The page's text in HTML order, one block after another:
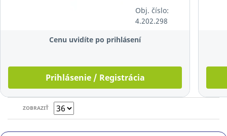
Suites, max.
21",
nastaviteľný
Obj. číslo:
4.202.298
Cenu uvidíte po prihlásení
Prihlásenie / Registrácia
ZOBRAZIŤ